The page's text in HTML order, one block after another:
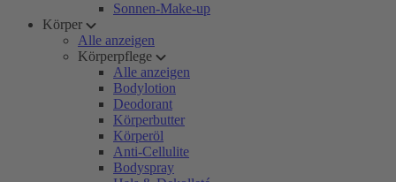
Sonnen-Make-up
Körper
Alle anzeigen
Körperpflege
Alle anzeigen
Bodylotion
Deodorant
Körperbutter
Körperöl
Anti-Cellulite
Bodyspray